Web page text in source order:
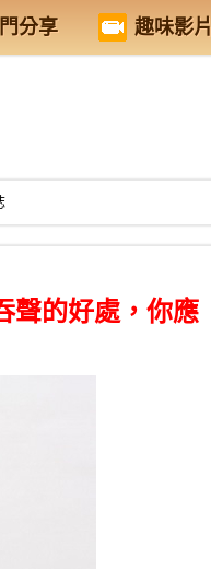
分享 趣味影片
聲的好處，你應